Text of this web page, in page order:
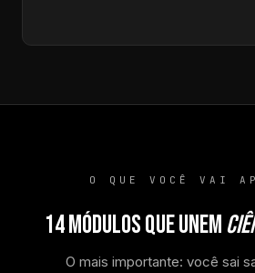
O QUE VOCÊ VAI
14 MÓDULOS QUE UNEM
O mais importante: você sai